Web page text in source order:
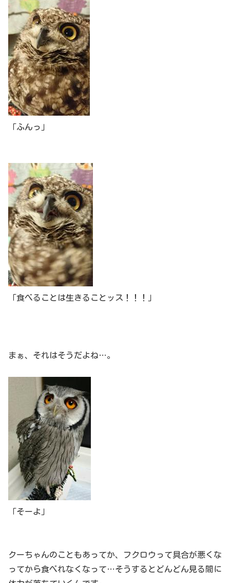
「ふんっ」
「食べることは生きることッス！！！」
まぁ、それはそうだよね…。
「そーよ」
クーちゃんのこともあってか、フクロウって具合が悪くな
ってから食べれなくなって…そうするとどんどん見る間に